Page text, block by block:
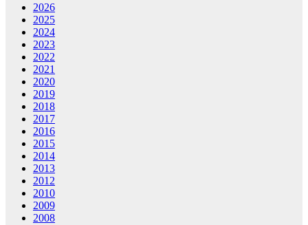
2026
2025
2024
2023
2022
2021
2020
2019
2018
2017
2016
2015
2014
2013
2012
2010
2009
2008